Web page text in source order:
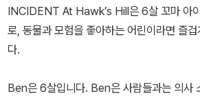
INCIDENT At Hawk’s Hill은 6살 꼬마 아
로, 동물과 모험을 좋아하는 어린이라면 즐
다.
Ben은 6살입니다. Ben은 사람들과는 의사